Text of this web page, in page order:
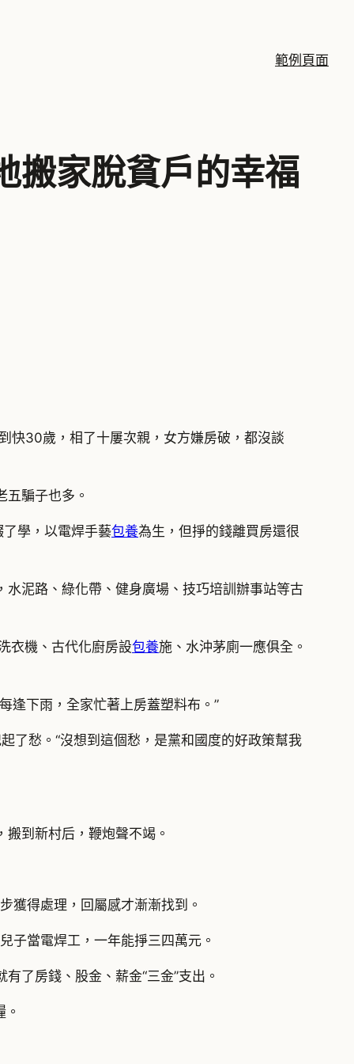
範例頁面
家脫貧戶的幸福
快30歲，相了十屢次親，女方嫌房破，都沒談
騙子也多。
學，以電焊手藝包養為生，但掙的錢離買房還很
泥路、綠化帶、健身廣場、技巧培訓辦事站等古
衣機、古代化廚房設包養施、水沖茅廁一應俱全。
逢下雨，全家忙著上房蓋塑料布。”
了愁。“沒想到這個愁，是黨和國度的好政策幫我
到新村后，鞭炮聲不竭。
獲得處理，回屬感才漸漸找到。
子當電焊工，一年能掙三四萬元。
了房錢、股金、薪金“三金”支出。